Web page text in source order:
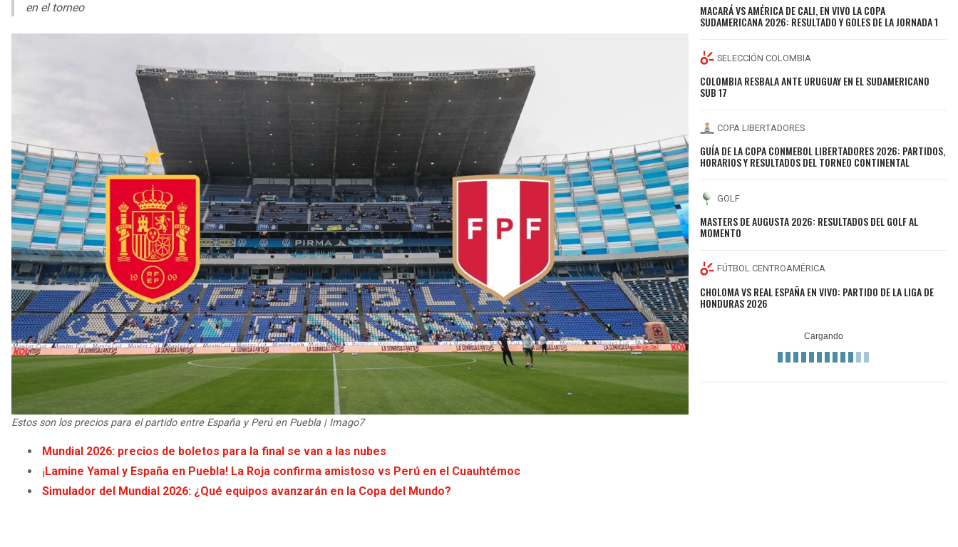
en el torneo
Estos son los precios para el partido entre España y Perú en Puebla | Imago7
Mundial 2026: precios de boletos para la final se van a las nubes
¡Lamine Yamal y España en Puebla! La Roja confirma amistoso vs Perú en el Cuauhtémoc
Simulador del Mundial 2026: ¿Qué equipos avanzarán en la Copa del Mundo?
MACARÁ VS AMÉRICA DE CALI, EN VIVO LA COPA
SUDAMERICANA 2026: RESULTADO Y GOLES DE LA JORNADA 1
SELECCIÓN COLOMBIA
COLOMBIA RESBALA ANTE URUGUAY EN EL SUDAMERICANO
SUB 17
COPA LIBERTADORES
GUÍA DE LA COPA CONMEBOL LIBERTADORES 2026: PARTIDOS,
HORARIOS Y RESULTADOS DEL TORNEO CONTINENTAL
GOLF
MASTERS DE AUGUSTA 2026: RESULTADOS DEL GOLF AL
MOMENTO
FÚTBOL CENTROAMÉRICA
CHOLOMA VS REAL ESPAÑA EN VIVO: PARTIDO DE LA LIGA DE
HONDURAS 2026